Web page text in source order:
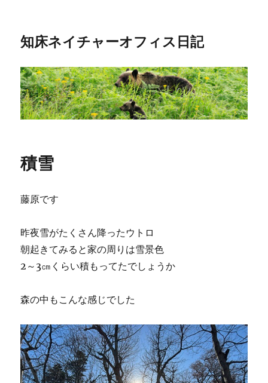
知床ネイチャーオフィス日記
積雪
藤原です
昨夜雪がたくさん降ったウトロ
朝起きてみると家の周りは雪景色
2～3㎝くらい積もってたでしょうか
森の中もこんな感じでした